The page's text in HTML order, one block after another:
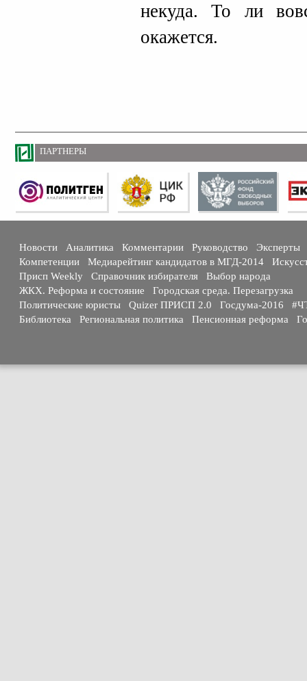
некуда. То ли
окажется.
ПАРТНЕРЫ
Новости Аналитика Комментарии Руководство
Эксперты
Компетенции
Медиарейтинг кандидатов в МГД-2014
Присп Weekly
Справочник избирателя
Выбор народа
ЖКХ. Реформа и состояние
Городская среда. Перезагрузка
Политические юристы
Quizer ПРИСП 2.0 Госдума-2016
Библиотека
Региональная политика Пенсионная реформа